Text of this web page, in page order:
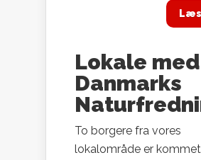
Lokale
Danmarks
To borgere fra vores
lokalområde er